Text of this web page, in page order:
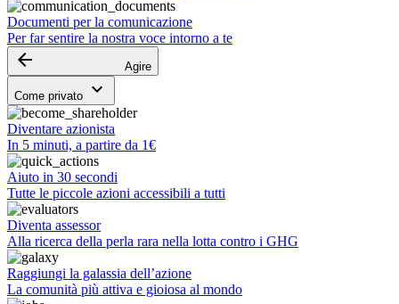
Documenti per la comunicazione
Per far sentire la nostra voce intorno a te
arrow_backward Agire
Come privato keyboard_arrow_down
Diventare azionista
In 5 minuti, a partire da 1€
Aiuto in 30 secondi
Tutte le piccole azioni accessibili a tutti
Diventa assessor
Alla ricerca della perla rara nella lotta contro i GHG
Raggiungi la galassia dell’azione
La comunità più attiva e gioiosa al mondo